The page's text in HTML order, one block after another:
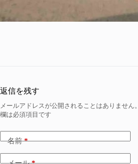
返信を残す
メールアドレスが公開されることはありません。
欄は必須項目です
名前*